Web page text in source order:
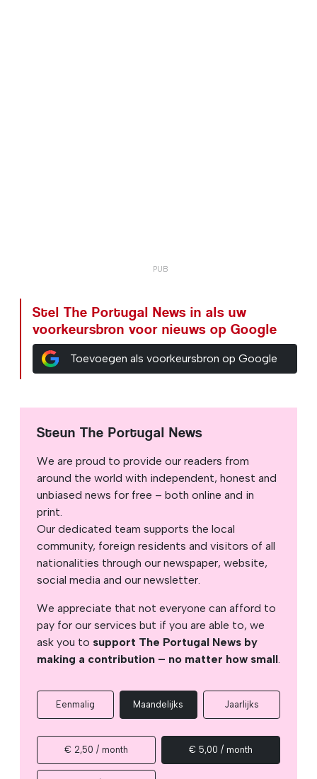
Stel The Portugal News in als uw
voorkeursbron voor nieuws op Google
Toevoegen als voorkeursbron op Google
Steun The Portugal News
We are proud to provide our readers from
around the world with independent, honest and
unbiased news for free – both online and in
print.
Our dedicated team supports the local
community, foreign residents and visitors of all
nationalities through our newspaper, website,
social media and our newsletter.
We appreciate that not everyone can afford to
pay for our services but if you are able to, we
ask you to support The Portugal News by
making a contribution – no matter how small.
Eenmalig Maandelijks Jaarlijks
€ 2,50 / month € 5,00 / month